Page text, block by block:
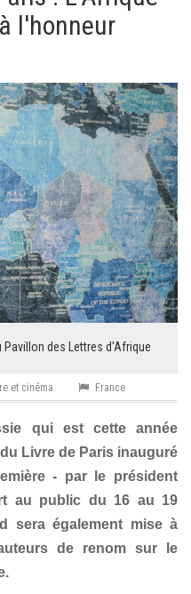
l'honneur
des Lettres d'Afrique
et cinéma France
qui est cette année
Livre de Paris inauguré
- par le président
au public du 16 au 19
sera également mise à
de renom sur le